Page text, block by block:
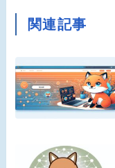
関連記事